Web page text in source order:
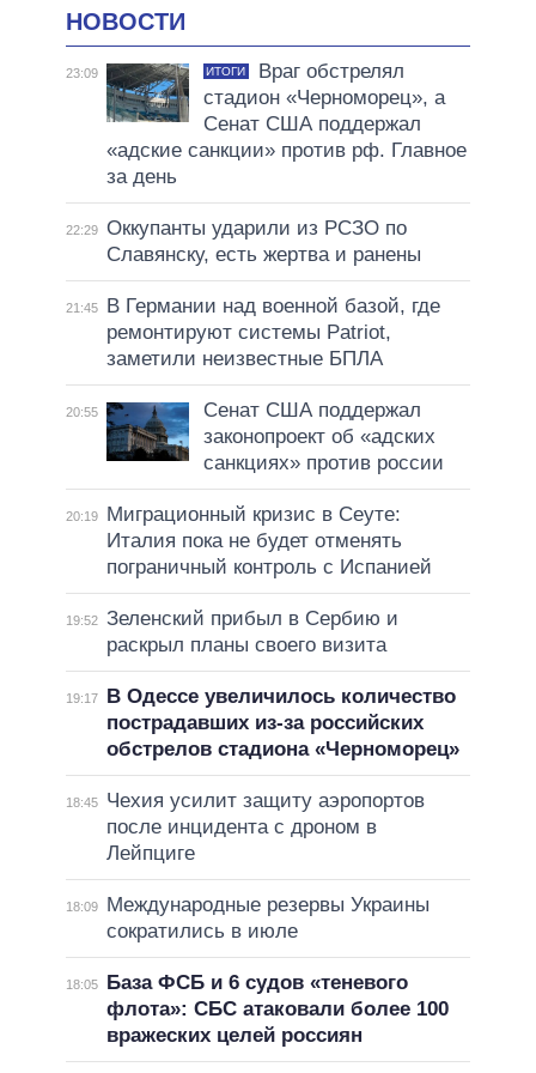
НОВОСТИ
23:09 ИТОГИ
Враг обстрелял
стадион «Черноморец», а
Сенат США поддержал
«адские санкции» против рф. Главное
за день
22:29 Оккупанты ударили из РСЗО по
Славянску, есть жертва и ранены
21:45
В Германии над военной базой, где
ремонтируют системы Patriot,
заметили неизвестные БПЛА
20:55
Сенат США поддержал
законопроект об «адских
санкциях» против россии
20:19
Миграционный кризис в Сеуте:
Италия пока не будет отменять
пограничный контроль с Испанией
19:52 Зеленский прибыл в Сербию и
раскрыл планы своего визита
19:17
В Одессе увеличилось количество
пострадавших из-за российских
обстрелов стадиона «Черноморец»
18:45
Чехия усилит защиту аэропортов
после инцидента с дроном в
Лейпциге
18:09
Международные резервы Украины
сократились в июле
18:05
База ФСБ и 6 судов «теневого
флота»: СБС атаковали более 100
вражеских целей россиян